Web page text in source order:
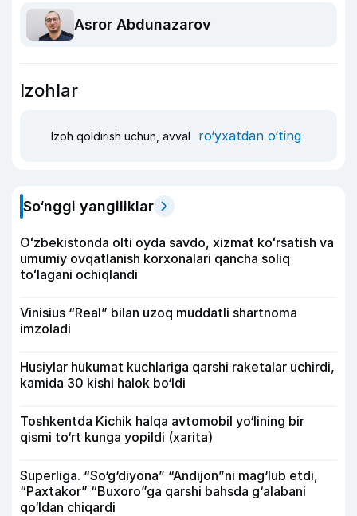
Asror Abdunazarov
Izohlar
Izoh qoldirish uchun, avval ro‘yxatdan o‘ting
So‘nggi yangiliklar
Oʻzbekistonda olti oyda savdo, xizmat koʻrsatish va
umumiy ovqatlanish korxonalari qancha soliq
toʻlagani ochiqlandi
Vinisius “Real” bilan uzoq muddatli shartnoma
imzoladi
Husiylar hukumat kuchlariga qarshi raketalar uchirdi,
kamida 30 kishi halok bo‘ldi
Toshkentda Kichik halqa avtomobil yo‘lining bir
qismi to‘rt kunga yopildi (xarita)
Superliga. “So‘g‘diyona” “Andijon”ni mag‘lub etdi,
“Paxtakor” “Buxoro”ga qarshi bahsda g‘alabani
qo‘ldan chiqardi